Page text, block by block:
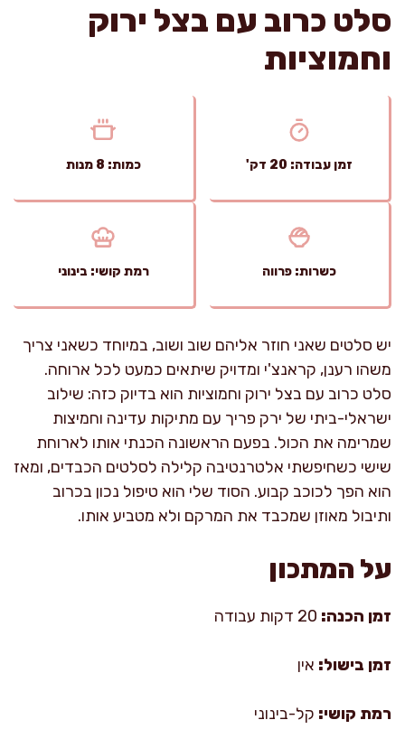
סלט כרוב עם בצל ירוק
וחמוציות
זמן עבודה: 20 דק' כמות: 8 מנות
כשרות: פרווה רמת קושי: בינוני
יש סלטים שאני חוזר אליהם שוב ושוב, במיוחד כשאני צריך
משהו רענן, קראנצ'י ומדויק שיתאים כמעט לכל ארוחה.
סלט כרוב עם בצל ירוק וחמוציות הוא בדיוק כזה: שילוב
ישראלי-ביתי של ירק פריך עם מתיקות עדינה וחמיצות
שמרימה את הכול. בפעם הראשונה הכנתי אותו לארוחת
שישי כשחיפשתי אלטרנטיבה קלילה לסלטים הכבדים, ומאז
הוא הפך לכוכב קבוע. הסוד שלי הוא טיפול נכון בכרוב
ותיבול מאוזן שמכבד את המרקם ולא מטביע אותו.
על המתכון
זמן הכנה:
זמן בישול: אין
רמת קושי: קל-בינוני